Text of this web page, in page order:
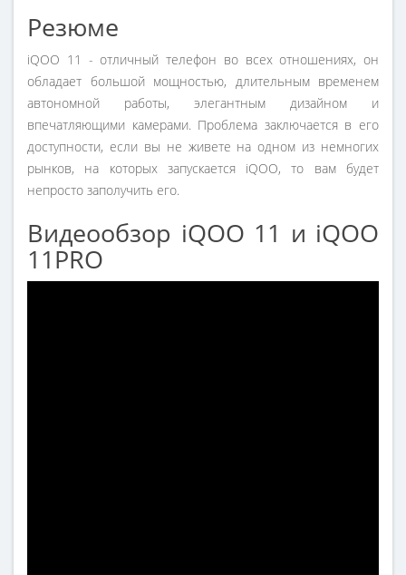
Резюме
iQOO 11 - отличный телефон во всех отношениях, он
обладает большой мощностью, длительным временем
автономной работы, элегантным дизайном и
впечатляющими камерами. Проблема заключается в его
доступности, если вы не живете на одном из немногих
рынков, на которых запускается iQOO, то вам будет
непросто заполучить его.
Видеообзор iQOO 11 и iQOO
11PRO